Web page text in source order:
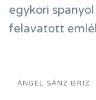
egykori
felavatott
ÁNGEL SÁNZ BRIZ